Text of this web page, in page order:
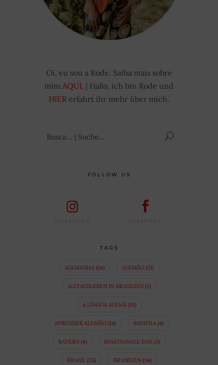
Oi, eu sou a Rode. Saiba mais sobre
mim AQUI. | Hallo, ich bin Rode und
HIER erfahrt ihr mehr über mich.
FOLLOW US
INSTAGRAM FACEBOOK
TAGS
ALEMANHA (64) ALEMÃO (21)
ALLTAGSLEBEN IN BRASILIEN(3)
A LÍNGUA ALEMÃ (10)
APRENDER ALEMÃO (14) BAVIERA (4)
BAYERN(4) BINATIONALE EHE(3)
BRASIL(35) BRASILIEN(34)